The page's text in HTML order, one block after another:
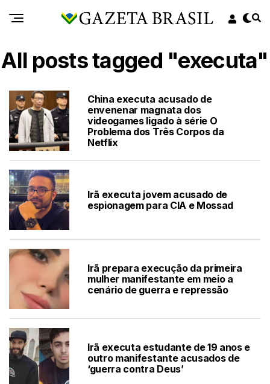
All posts tagged "executa"
China executa acusado de
envenenar magnata dos
videogames ligado à série O
Problema dos Três Corpos da
Netflix
Irã executa jovem acusado de
espionagem para CIA e Mossad
Irã prepara execução da primeira
mulher manifestante em meio a
cenário de guerra e repressão
Irã executa estudante de 19 anos e
outro manifestante acusados de
‘guerra contra Deus’